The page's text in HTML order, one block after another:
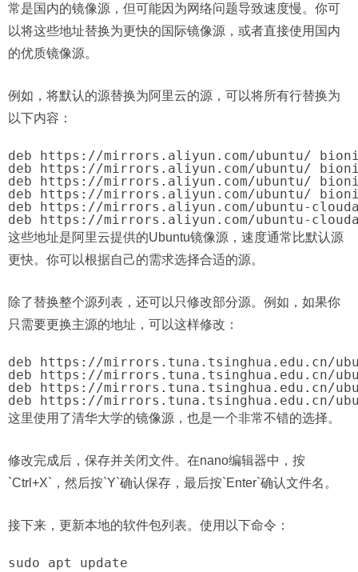
常是国内的镜像源，但可能因为网络问题导致速度慢。你可
以将这些地址替换为更快的国际镜像源，或者直接使用国内
的优质镜像源。
例如，将默认的源替换为阿里云的源，可以将所有行替换为
以下内容：
deb https://mirrors.aliyun.com/ubuntu/
deb https://mirrors.aliyun.com/ubuntu/
deb https://mirrors.aliyun.com/ubuntu/
deb https://mirrors.aliyun.com/ubuntu/
deb https://mirrors.aliyun.com/ubuntu-
deb https://mirrors.aliyun.com/ubuntu-
这些地址是阿里云提供的Ubuntu镜像源，速度通常比默认源
更快。你可以根据自己的需求选择合适的源。
除了替换整个源列表，还可以只修改部分源。例如，如果你
只需要更换主源的地址，可以这样修改：
deb https://mirrors.tuna.tsinghua.edu.cn/
deb https://mirrors.tuna.tsinghua.edu.cn/
deb https://mirrors.tuna.tsinghua.edu.cn/
deb https://mirrors.tuna.tsinghua.edu.cn/
这里使用了清华大学的镜像源，也是一个非常不错的选择。
修改完成后，保存并关闭文件。在nano编辑器中，按
`Ctrl+X`，然后按`Y`确认保存，最后按`Enter`确认文件名。
接下来，更新本地的软件包列表。使用以下命令：
sudo apt update